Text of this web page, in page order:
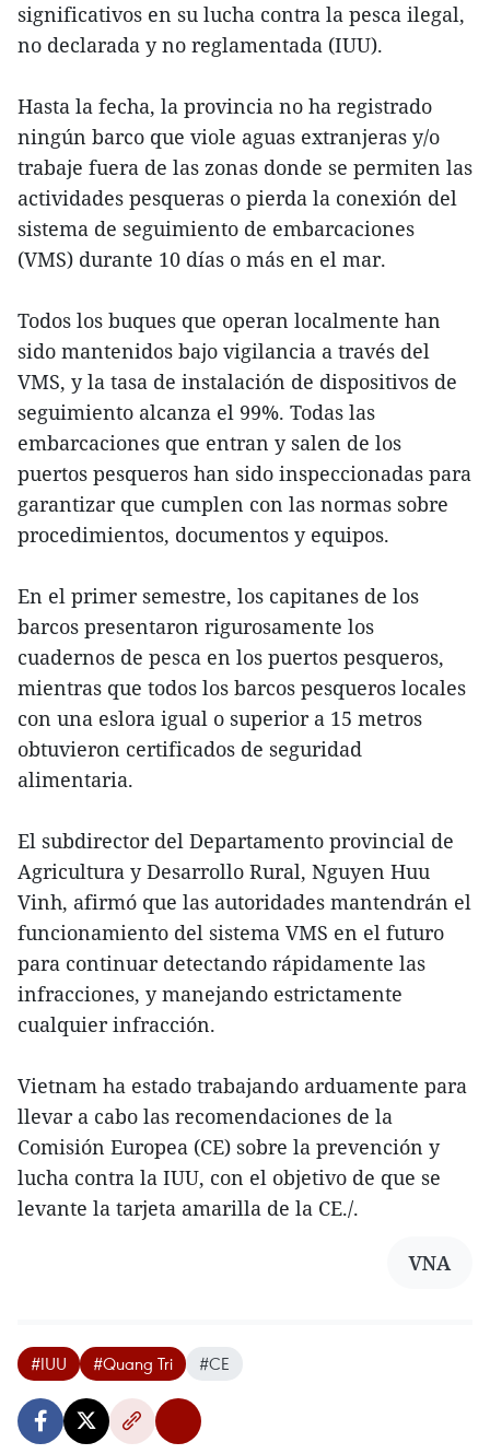
significativos en su lucha contra la pesca ilegal,
no declarada y no reglamentada (IUU).
Hasta la fecha, la provincia no ha registrado
ningún barco que viole aguas extranjeras y/o
trabaje fuera de las zonas donde se permiten las
actividades pesqueras o pierda la conexión del
sistema de seguimiento de embarcaciones
(VMS) durante 10 días o más en el mar.
Todos los buques que operan localmente han
sido mantenidos bajo vigilancia a través del
VMS, y la tasa de instalación de dispositivos de
seguimiento alcanza el 99%. Todas las
embarcaciones que entran y salen de los
puertos pesqueros han sido inspeccionadas para
garantizar que cumplen con las normas sobre
procedimientos, documentos y equipos.
En el primer semestre, los capitanes de los
barcos presentaron rigurosamente los
cuadernos de pesca en los puertos pesqueros,
mientras que todos los barcos pesqueros locales
con una eslora igual o superior a 15 metros
obtuvieron certificados de seguridad
alimentaria.
El subdirector del Departamento provincial de
Agricultura y Desarrollo Rural, Nguyen Huu
Vinh, afirmó que las autoridades mantendrán el
funcionamiento del sistema VMS en el futuro
para continuar detectando rápidamente las
infracciones, y manejando estrictamente
cualquier infracción.
Vietnam ha estado trabajando arduamente para
llevar a cabo las recomendaciones de la
Comisión Europea (CE) sobre la prevención y
lucha contra la IUU, con el objetivo de que se
levante la tarjeta amarilla de la CE./.
VNA
#IUU #Quang Tri #CE